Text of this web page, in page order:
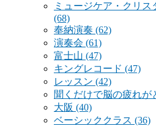
ミュージケア・クリ
(68)
奉納演奏 (62)
演奏会 (61)
富士山 (47)
キングレコード (47)
レッスン (42)
聞くだけで脳の疲れが
大阪 (40)
ベーシッククラス (36)